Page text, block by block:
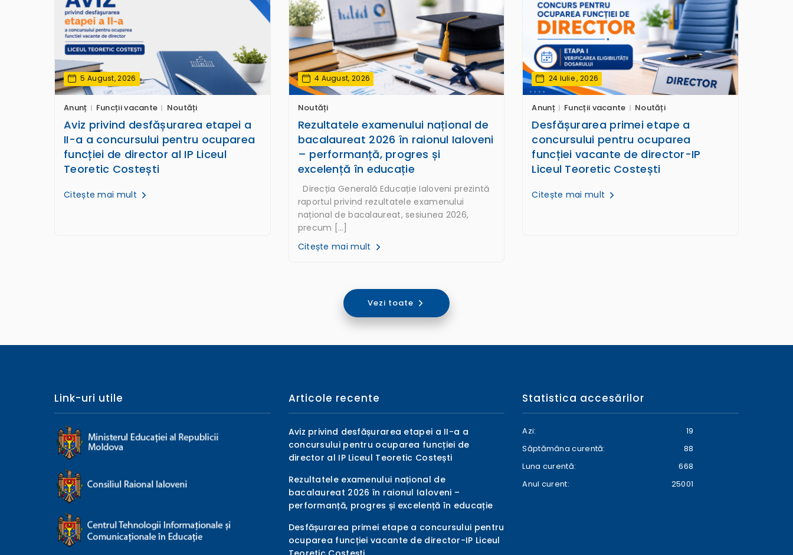
5 August, 2026
Anunț Funcții vacante Noutăți
Aviz privind desfășurarea etapei a
II-a a concursului pentru ocuparea
funcției de director al IP Liceul
Teoretic Costești
Citește mai mult
4 August, 2026
Noutăți
Rezultatele examenului național de
bacalaureat 2026 în raionul Ialoveni
– performanță, progres și
excelență în educație
Direcția Generală Educație Ialoveni prezintă
raportul privind rezultatele examenului
național de bacalaureat, sesiunea 2026,
precum […]
Citește mai mult
24 Iulie , 2026
Anunț Funcții vacante Noutăți
Desfășurarea primei etape a
concursului pentru ocuparea
funcției vacante de director-IP
Liceul Teoretic Costești
Citește mai mult
Vezi toate
Link-uri utile Articole recente
Aviz privind desfășurarea etapei a II-a a
concursului pentru ocuparea funcției de
director al IP Liceul Teoretic Costești
Rezultatele examenului național de
bacalaureat 2026 în raionul Ialoveni –
performanță, progres și excelență în educație
Desfășurarea primei etape a concursului pentru
ocuparea funcției vacante de director-IP Liceul
Statistica accesărilor
Azi:
19
Săptămâna curentă:
88
Luna curentă:
668
Anul curent:
25001